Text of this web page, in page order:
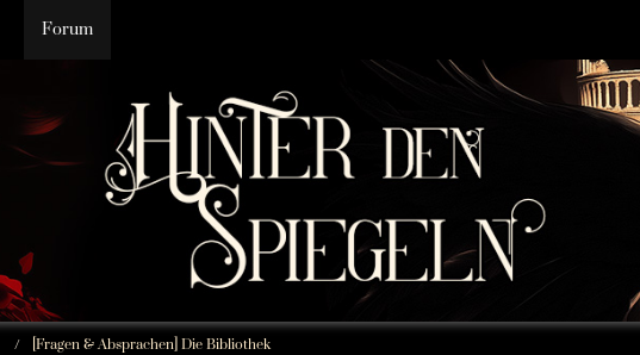
Forum
[Fragen & Absprachen] Die Bibliothek